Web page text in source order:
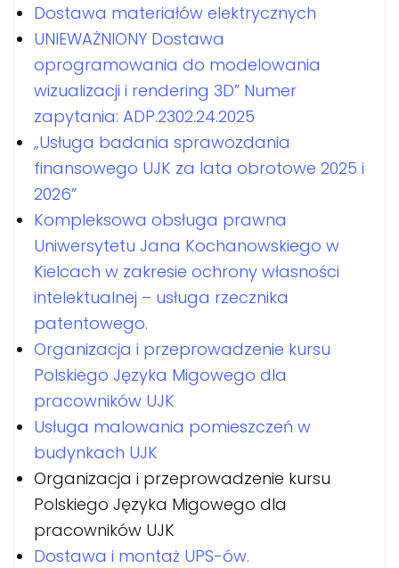
Dostawa materiałów elektrycznych
UNIEWAŻNIONY Dostawa
oprogramowania do modelowania
wizualizacji i rendering 3D” Numer
zapytania: ADP.2302.24.2025
„Usługa badania sprawozdania
finansowego UJK za lata obrotowe 2025 i
2026”
Kompleksowa obsługa prawna
Uniwersytetu Jana Kochanowskiego w
Kielcach w zakresie ochrony własności
intelektualnej – usługa rzecznika
patentowego.
Organizacja i przeprowadzenie kursu
Polskiego Języka Migowego dla
pracowników UJK
Usługa malowania pomieszczeń w
budynkach UJK
Organizacja i przeprowadzenie kursu
Polskiego Języka Migowego dla
pracowników UJK
Dostawa i montaż UPS-ów.